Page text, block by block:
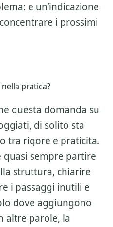
e un’indicazione
i prossimi
pratica?
questa domanda su
, di solito sta
tra rigore e praticita.
quasi sempre partire
struttura, chiarire
i passaggi inutili e
dove aggiungono
altre parole, la